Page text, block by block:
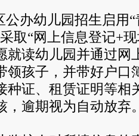
办幼儿园招生启用“
取“网上信息登记+
就读幼儿园并通过网
领孩子，并带好户口
种证、租赁证明等相
，逾期视为自动放弃